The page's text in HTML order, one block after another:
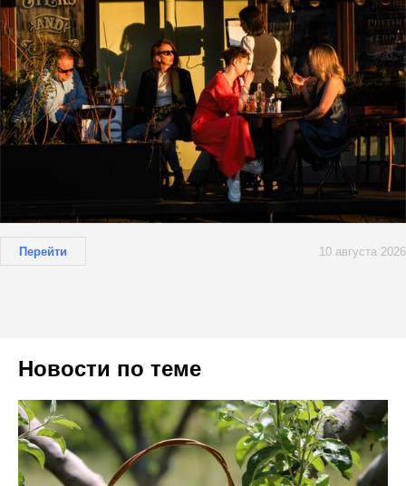
Новости по теме
Перейти 10 августа 2026